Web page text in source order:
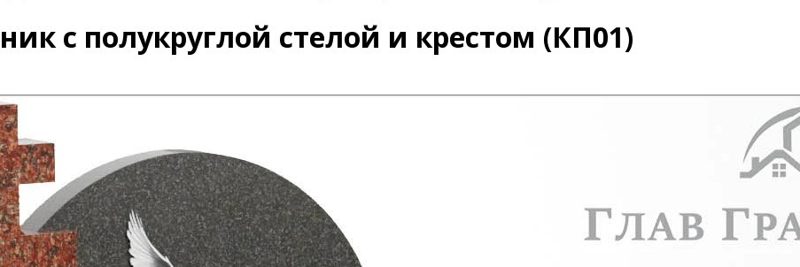
с полукруглой стелой и крестом (КП01)